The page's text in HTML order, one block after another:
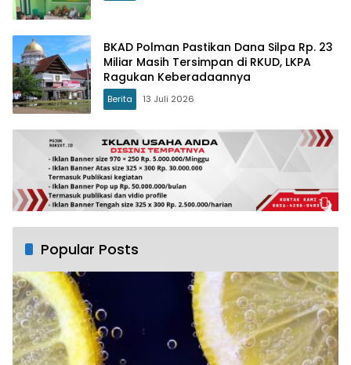
BKAD Polman Pastikan Dana Silpa Rp. 23
Miliar Masih Tersimpan di RKUD, LKPA
Ragukan Keberadaannya
Berita 13 Juli 2026
Popular Posts